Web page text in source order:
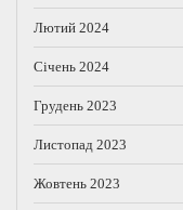
Лютий 2024
Січень 2024
Грудень 2023
Листопад 2023
Жовтень 2023